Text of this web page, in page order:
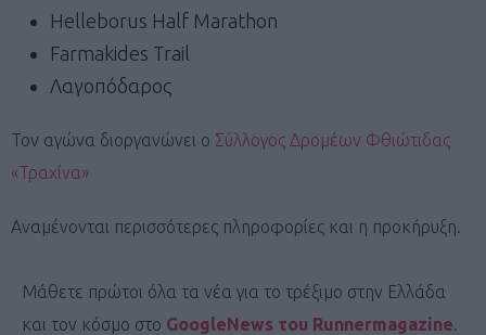
Helleborus Half Marathon
Farmakides Trail
Λαγοπόδαρος
Τον αγώνα διοργανώνει ο Σύλλογος Δρομέων Φθιώτιδας
«Τραχίνα»
Αναμένονται περισσότερες πληροφορίες και η προκήρυξη.
Μάθετε πρώτοι όλα τα νέα για το τρέξιμο στην Ελλάδα
και τον κόσμο στο GoogleNews του Runnermagazine.